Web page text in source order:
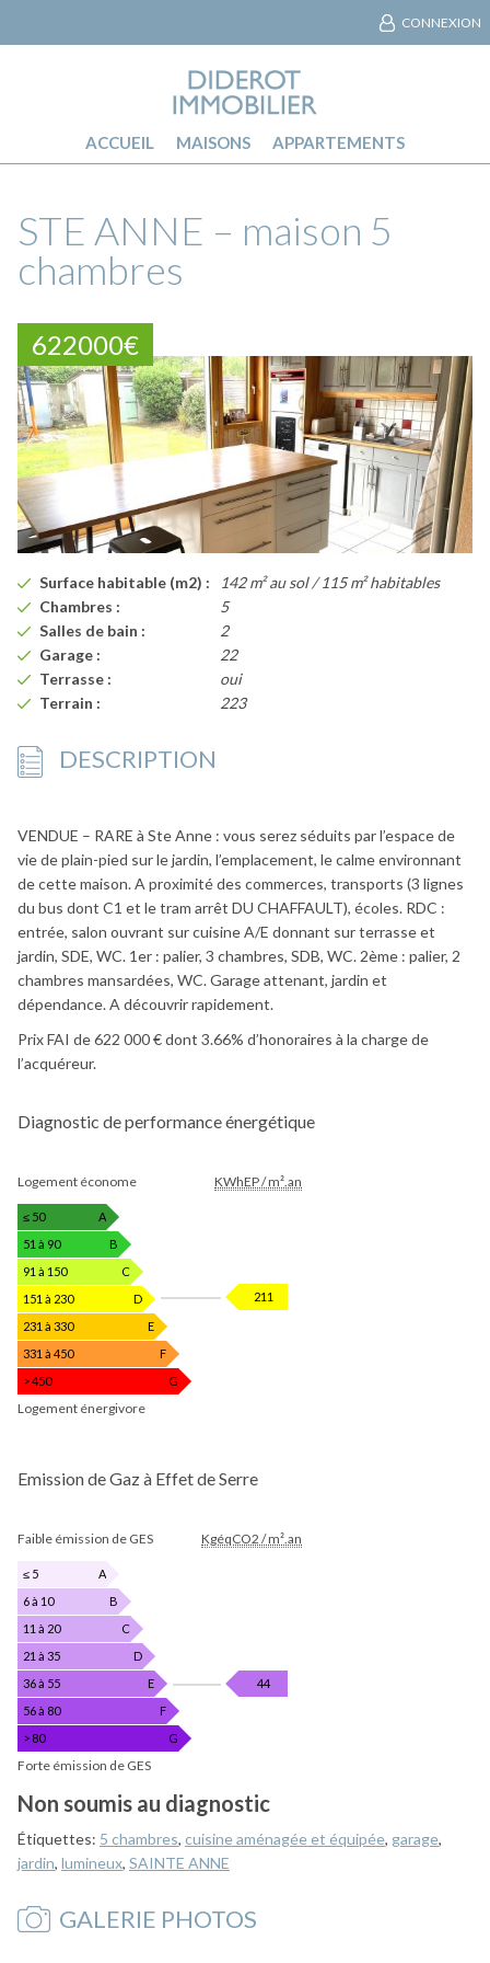
ACCUEIL MAISONS APPARTEMENTS
CONNEXION
STE ANNE – maison 5
chambres
622000€
Surface habitable (m2) :
142 m² au sol / 115 m² habitables
Chambres :
5
Salles de bain :
2
Garage :
22
Terrasse :
oui
Terrain :
223
DESCRIPTION
VENDUE – RARE à Ste Anne : vous serez séduits par l’espace de
vie de plain-pied sur le jardin, l’emplacement, le calme environnant
de cette maison. A proximité des commerces, transports (3 lignes
du bus dont C1 et le tram arrêt DU CHAFFAULT), écoles. RDC :
entrée, salon ouvrant sur cuisine A/E donnant sur terrasse et
jardin, SDE, WC. 1er : palier, 3 chambres, SDB, WC. 2ème : palier, 2
chambres mansardées, WC. Garage attenant, jardin et
dépendance. A découvrir rapidement.
Prix FAI de 622 000 € dont 3.66% d’honoraires à la charge de
l’acquéreur.
Diagnostic de performance énergétique
DE
PERFORMANCE
ÉNERGÉTIQUE
Logement économe KWhEP / m².an
≤ 50
A
51 à 90
B
91 à 150
C
151 à 230
D
231 à 330
E
331 à 450
F
> 450
G
211
Logement énergivore
Emission de Gaz à Effet de Serre
DE
GAZ
À
EFFET
DE
SERRE
Faible émission de GES KgéqCO2 / m².an
≤ 5
A
6 à 10
B
11 à 20
C
21 à 35
D
36 à 55
E
56 à 80
F
> 80
G
44KgéqCO2
Forte émission de GES
Non soumis au diagnostic
Étiquettes: 5 chambres, cuisine aménagée et équipée, garage,
jardin, lumineux, SAINTE ANNE
GALERIE PHOTOS